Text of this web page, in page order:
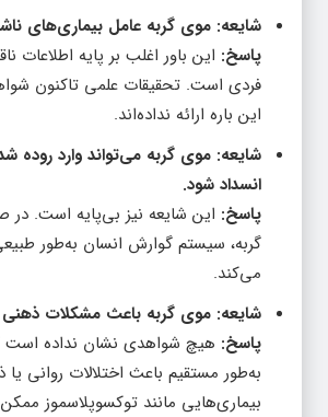
شایعه: موی گربه عامل بیماری‌های
پاسخ: این باور اغلب بر پایه اطلاعات
فردی است. تحقیقات علمی تاکنون
این باره ارائه نداده‌اند.
شایعه: موی گربه می‌تواند وارد روده
انسداد شود.
پاسخ: این شایعه نیز بی‌پایه است.
گربه، سیستم گوارش انسان به‌طور
می‌کند.
شایعه: موی گربه باعث مشکلات
پاسخ: هیچ شواهدی نشان نداده است
به‌طور مستقیم باعث اختلالات روانی
بیماری‌هایی مانند توکسوپلاسموز